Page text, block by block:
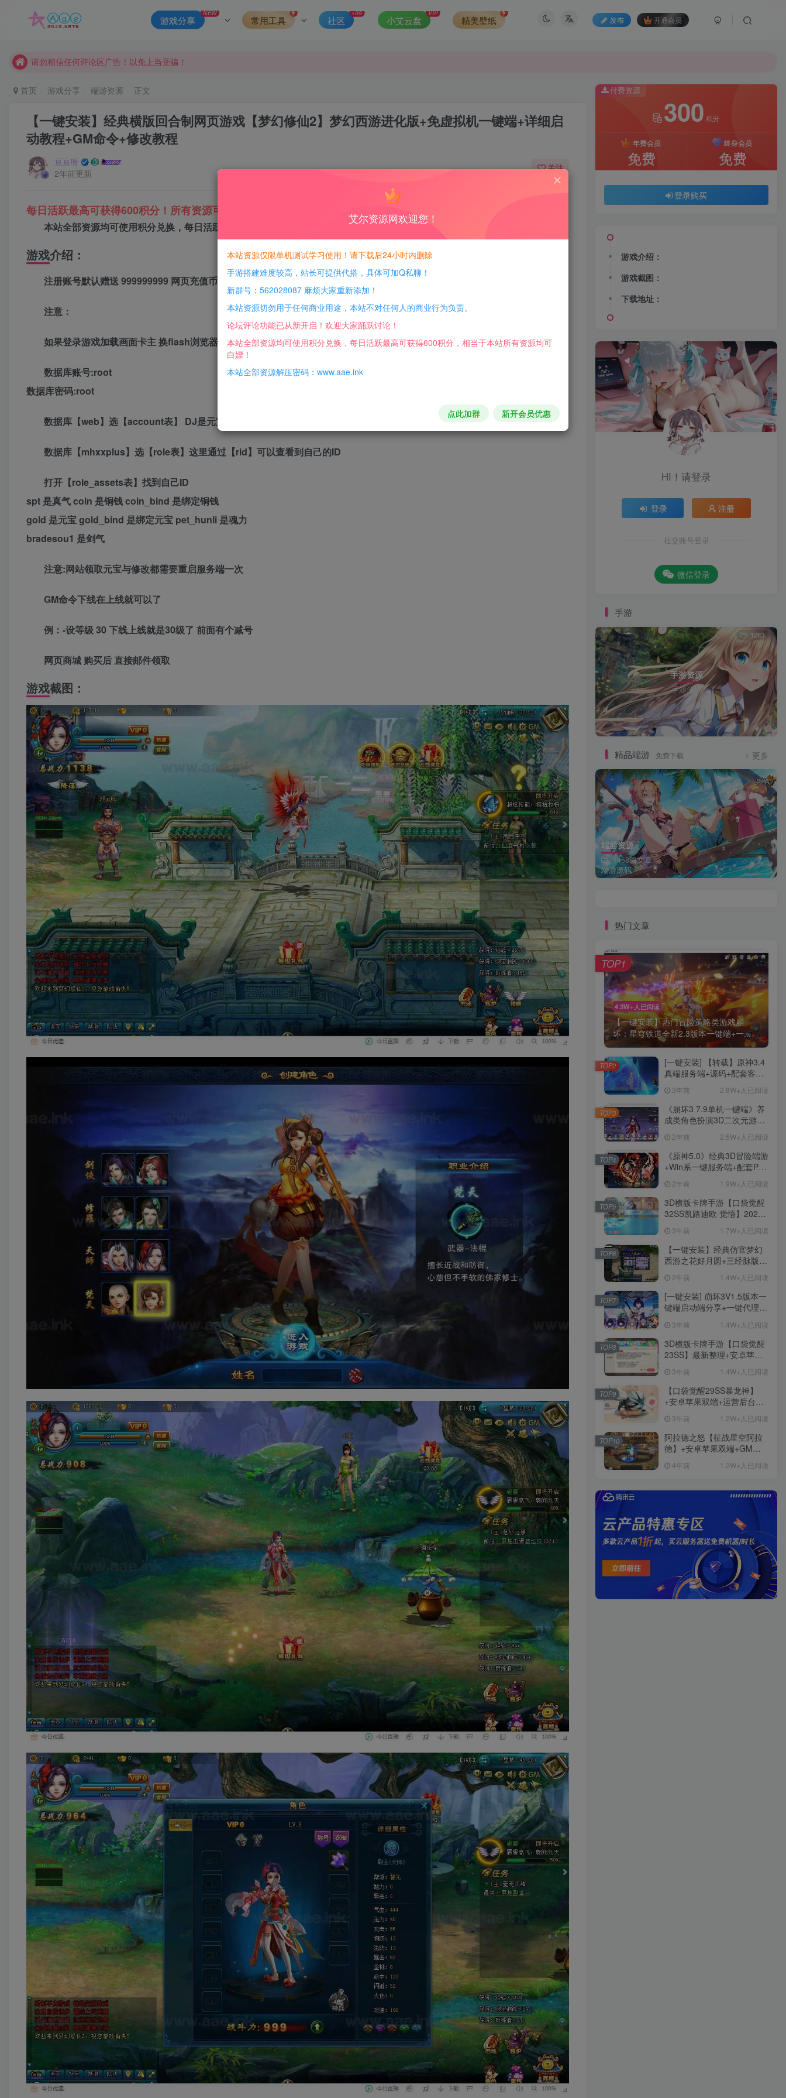
发布 开通会员
游戏分享
NEW
常用工具 社区
+99
小艾云盘
VIP
精美壁纸
现在赞助会员享受专属折扣，详情点击此条公告。
本网站的文章部分内容可能来源于网络，仅供大家学习与参考，如有侵权，请联系站长QQ466107887进行删除处理。
首页 游戏分享 端游资源 正文
【一键安装】经典横版回合制网页游戏【梦幻修仙2】梦幻西游进化版+免虚拟机一键端+详细启
动教程+GM命令+修改教程
豆豆呀
2年前更新
关注
每日活跃最高可获得600积分！所有资源可以使用积分免费兑换！
本站全部资源均可使用积分兑换，每日活跃最高可获得600积分，相当于本站所有资源均可白嫖！
游戏介绍：
注册账号默认赠送 999999999 网页充值币 和999999999 网页商城 货币
注意：
如果登录游戏加载画面卡主 换flash浏览器
数据库账号:root
数据库密码:root
数据库【web】选【account表】 DJ是元宝 ZS是钻石 VIP是网站上的VIP等级
数据库【mhxxplus】选【role表】这里通过【rid】可以查看到自己的ID
打开【role_assets表】找到自己ID
spt 是真气 coin 是铜钱 coin_bind 是绑定铜钱
gold 是元宝 gold_bind 是绑定元宝 pet_hunli 是魂力
bradesou1 是剑气
注意:网站领取元宝与修改都需要重启服务端一次
GM命令下线在上线就可以了
例：-设等级 30 下线上线就是30级了 前面有个减号
网页商城 购买后 直接邮件领取
游戏截图：
付费资源
300 积分
年费会员
免费
终身会员
免费
登录购买
游戏介绍：
游戏截图：
下载地址：
HI！请登录
登录 注册
社交账号登录
微信登录
手游
手游资源
手游源码
1283
精品端游 免费下载 更多
端游资源
1458篇文章
端游源码
热门文章
4.3W+人已阅读
【一键安装】热门冒险策略类游戏崩
坏：星穹铁道全新2.3版本一键端+一...
TOP1
[一键安装] 【转载】原神3.4
真端服务端+源码+配套客户
说明文件
3年前 2.8W+人已阅读
TOP2
《崩坏3 7.9单机一键端》养
成类角色扮演3D二次元游
用、无限资源、附带保姆级
安装教程
2年前 2.5W+人已阅读
TOP3
《原神5.0》经典3D冒险端游
+Win系一键服务端+配套PC
池文件
2年前 1.9W+人已阅读
TOP4
3D横版卡牌手游【口袋觉醒
32SS凯路迪欧·觉悟】2023
+支付对接+安卓苹果双端+运
营后台+GM授权后台+代理
后台
3年前 1.7W+人已阅读
TOP5
【一键安装】经典仿官梦幻
西游之花好月圆+三经脉版本
卡+剧情活动+视频搭建及其
他修改资料
2年前 1.4W+人已阅读
TOP6
[一键安装] 崩坏3V1.5版本一
键端启动端分享+一键代理
ID+详细指令+极简一键修改
3年前 1.4W+人已阅读
TOP7
3D横版卡牌手游【口袋觉醒
23SS】最新整理+安卓苹果
细搭建教程
3年前 1.4W+人已阅读
TOP8
【口袋觉醒29SS暴龙神】
+安卓苹果双端+运营后台
端 3年前 1.2W+人已阅读
TOP9
阿拉德之怒【征战星空阿拉
德】+安卓苹果双端+GM授
+详细教程
4年前 1.2W+人已阅读
TOP10
艾尔资源网欢迎您！
本站资源仅限单机测试学习使用！请下载后24小时内删除
手游搭建难度较高，站长可提供代搭，具体可加Q私聊！
新群号：562028087 麻烦大家重新添加！
本站资源切勿用于任何商业用途，本站不对任何人的商业行为负责。
论坛评论功能已从新开启！欢迎大家踊跃讨论！
本站全部资源均可使用积分兑换，每日活跃最高可获得600积分，相当于本站所有资源均可
白嫖！
本站全部资源解压密码：www.aae.ink
点此加群 新开会员优惠